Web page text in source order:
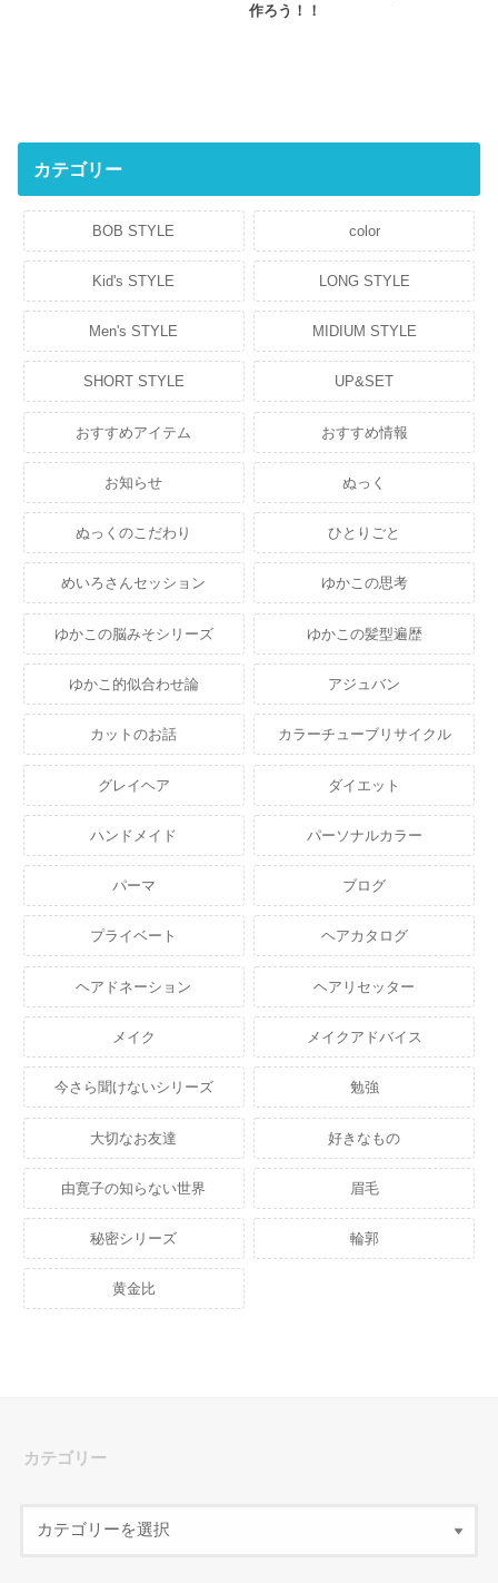
作ろう！！
カテゴリー
BOB STYLE color
Kid's STYLE LONG STYLE
Men's STYLE MIDIUM STYLE
SHORT STYLE UP&SET
おすすめアイテム おすすめ情報
お知らせ ぬっく
ぬっくのこだわり ひとりごと
めいろさんセッション ゆかこの思考
ゆかこの脳みそシリーズ ゆかこの髪型遍歴
ゆかこ的似合わせ論 アジュバン
カットのお話 カラーチューブリサイクル
グレイヘア ダイエット
ハンドメイド パーソナルカラー
パーマ ブログ
プライベート ヘアカタログ
ヘアドネーション ヘアリセッター
メイク メイクアドバイス
今さら聞けないシリーズ 勉強
大切なお友達 好きなもの
由寛子の知らない世界 眉毛
秘密シリーズ 輪郭
黄金比
カテゴリー